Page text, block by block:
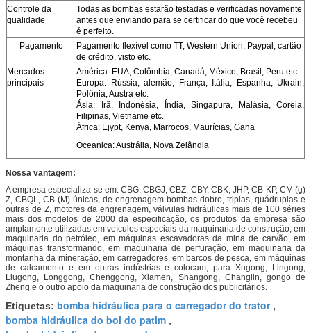
Controle da
qualidade
Todas as bombas estarão testadas e verificadas novamente
antes que enviando para se certificar do que você recebeu
é perfeito.
Pagamento
Pagamento flexível como TT, Western Union, Paypal, cartão
de crédito, visto etc.
Mercados
principais
América: EUA, Colômbia, Canadá, México, Brasil, Peru etc.
Europa: Rússia, alemão, França, Itália, Espanha, Ukrain,
Polônia, Austra etc.
Ásia: Irã, Indonésia, Índia, Singapura, Malásia, Coreia,
Filipinas, Vietname etc.
África: Ejypt, Kenya, Marrocos, Maurícias, Gana
Oceanica: Austrália, Nova Zelândia
Nossa vantagem:
A empresa especializa-se em: CBG, CBGJ, CBZ, CBY, CBK, JHP, CB-KP, CM (g)
Z, CBQL, CB (M) únicas, de engrenagem bombas dobro, triplas, quádruplas e
outras de Z, motores da engrenagem, válvulas hidráulicas mais de 100 séries
mais dos modelos de 2000 da especificação, os produtos da empresa são
amplamente utilizadas em veículos especiais da maquinaria de construção, em
maquinaria do petróleo, em máquinas escavadoras da mina de carvão, em
máquinas transformando, em maquinaria de perfuração, em maquinaria da
montanha da mineração, em carregadores, em barcos de pesca, em máquinas
de calcamento e em outras indústrias e colocam, para Xugong, Lingong,
Liugong, Longgong, Chenggong, Xiamen, Shangong, Changlin, gongo de
Zheng e o outro apoio da maquinaria de construção dos publicitários.
Etiquetas: bomba hidráulica para o carregador do trator,
bomba hidráulica do boi do patim ,